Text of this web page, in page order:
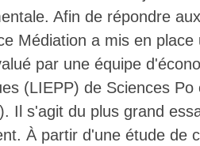
Afin de répondre
Médiation a mis en place
par une équipe
(LIEPP) de Sciences Po
Il s'agit du plus grand
À partir d'une étude de